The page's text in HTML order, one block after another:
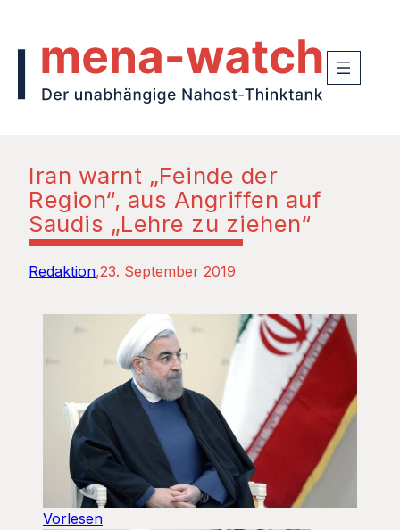
Iran warnt „Feinde der
Region“, aus Angriffen auf
Saudis „Lehre zu ziehen“
Redaktion 23. September 2019
Vorlesen